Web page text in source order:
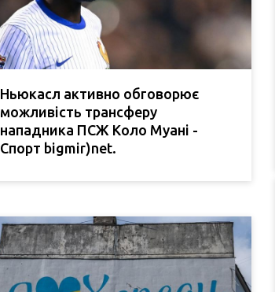
Ньюкасл активно обговорює
можливість трансферу
нападника ПСЖ Коло Муані -
Спорт bigmir)net.